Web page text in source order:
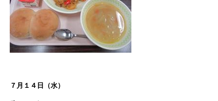
７月１４日（水）